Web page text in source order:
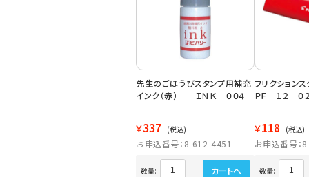
先生のごほうびスタンプ用補充
インク（赤） ＩＮＫ－００４
￥337 (税込)
お申込番号：8-612-4451
数量: カートへ
フリクショ
ＰＦ－１２－０
￥118 (税込)
お申込番号
数量: